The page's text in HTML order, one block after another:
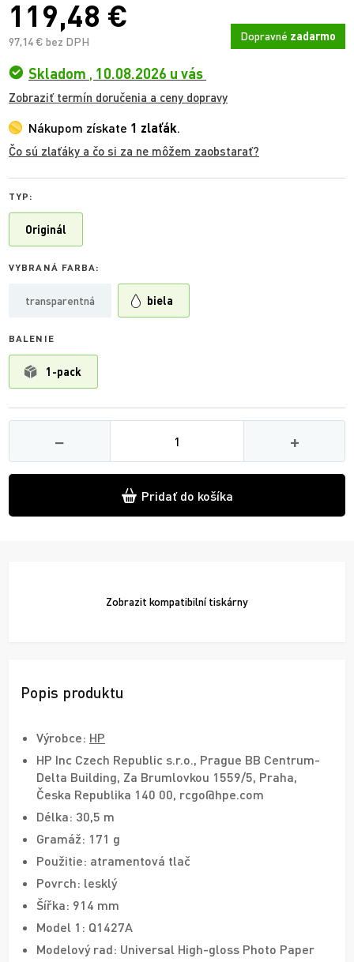
119,48 €
97,14 € bez DPH Dopravné zadarmo
Skladom , 10.08.2026 u vás
Zobraziť termín doručenia a ceny dopravy
Nákupom získate 1 zlaťák.
Čo sú zlaťáky a čo si za ne môžem zaobstarať?
TYP:
Originál
VYBRANÁ FARBA:
transparentná biela
BALENIE
1-pack
−
Množství
+
Pridať do košíka
Zobrazit kompatibilní tiskárny
Popis produktu
Výrobce: HP
HP Inc Czech Republic s.r.o., Prague BB Centrum-
Delta Building, Za Brumlovkou 1559/5, Praha,
Česka Republika 140 00, rcgo@hpe.com
Délka: 30,5 m
Gramáž: 171 g
Použitie: atramentová tlač
Povrch: lesklý
Šířka: 914 mm
Model 1: Q1427A
Modelový rad: Universal High-gloss Photo Paper